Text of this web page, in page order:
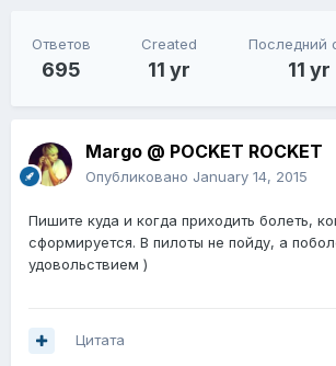
Ответов
695
Created
11 yr
Последний
11 yr
Margo @ POCKET ROCKET
Опубликовано January 14, 2015
Пишите куда и когда приходить болеть,
сформируется. В пилоты не пойду, а
удовольствием )
Цитата